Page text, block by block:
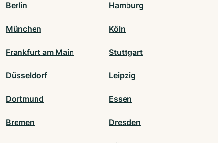
Berlin Hamburg
München Köln
Frankfurt am Main Stuttgart
Düsseldorf Leipzig
Dortmund Essen
Bremen Dresden